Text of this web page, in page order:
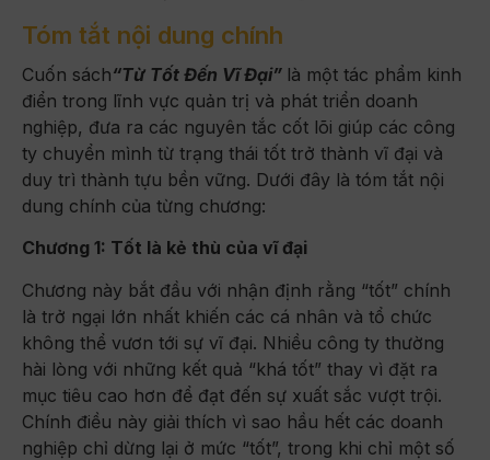
Tóm tắt nội dung chính
Cuốn sách“Từ Tốt Đến Vĩ Đại” là một tác phẩm kinh
điển trong lĩnh vực quản trị và phát triển doanh
nghiệp, đưa ra các nguyên tắc cốt lõi giúp các công
ty chuyển mình từ trạng thái tốt trở thành vĩ đại và
duy trì thành tựu bền vững. Dưới đây là tóm tắt nội
dung chính của từng chương:
Chương 1: Tốt là kẻ thù của vĩ đại
Chương này bắt đầu với nhận định rằng “tốt” chính
là trở ngại lớn nhất khiến các cá nhân và tổ chức
không thể vươn tới sự vĩ đại. Nhiều công ty thường
hài lòng với những kết quả “khá tốt” thay vì đặt ra
mục tiêu cao hơn để đạt đến sự xuất sắc vượt trội.
Chính điều này giải thích vì sao hầu hết các doanh
nghiệp chỉ dừng lại ở mức “tốt”, trong khi chỉ một số